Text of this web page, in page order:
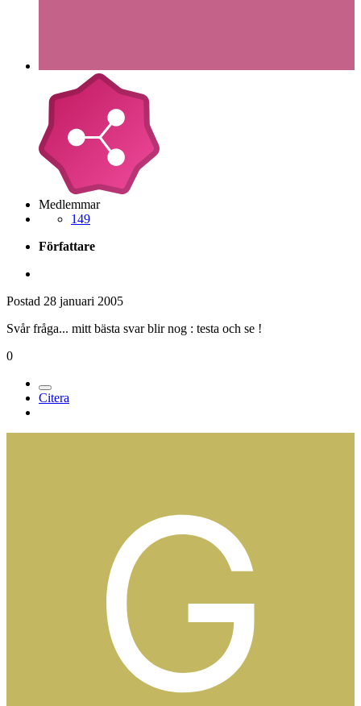
Medlemmar
149
Författare
Postad 28 januari 2005
Svår fråga... mitt bästa svar blir nog : testa och se !
0
Citera